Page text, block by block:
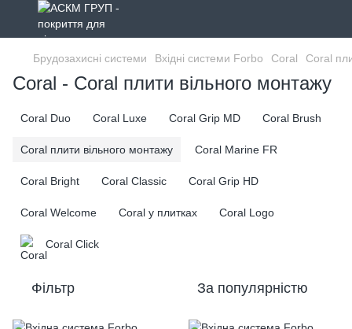
Брудозахисні системи Вхідні системи Forbo Coral Coral
Coral - Coral плити вільного монтажу
Coral Duo Coral Luxe Coral Grip MD Coral Brush
Coral плити вільного монтажу Coral Marine FR
Coral Bright Coral Classic Coral Grip HD
Coral Welcome Coral у плитках Coral Logo
Coral Click
Фільтр За популярністю